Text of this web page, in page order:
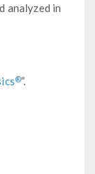
analyzed in
®”.